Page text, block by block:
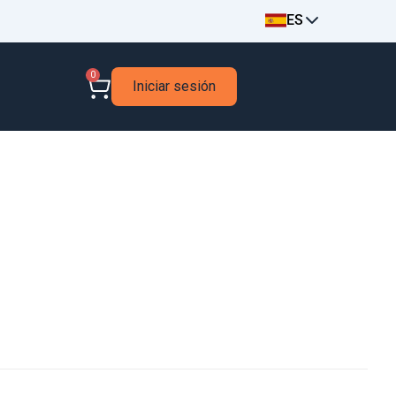
ES
0
Iniciar sesión